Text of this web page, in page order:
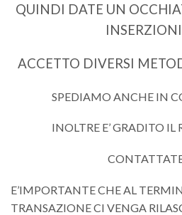
QUINDI DATE UN
ACCETTO DIVERSI
SPEDIAMO ANCHE IN
INOLTRE E’ GRADITO
E’IMPORTANTE CHE AL
TRANSAZIONE CI VENGA